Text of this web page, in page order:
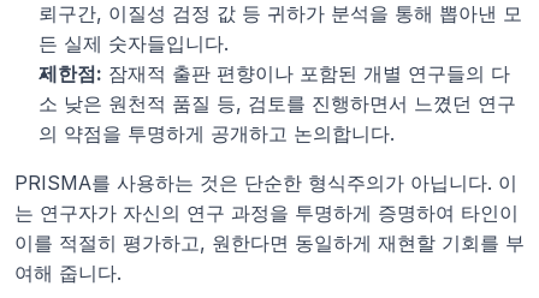
뢰구간, 이질성 검정 값 등 귀하가 분석을 통해 뽑아낸 모
든 실제 숫자들입니다.
제한점: 잠재적 출판 편향이나 포함된 개별 연구들의 다
소 낮은 원천적 품질 등, 검토를 진행하면서 느꼈던 연구
의 약점을 투명하게 공개하고 논의합니다.
PRISMA를 사용하는 것은 단순한 형식주의가 아닙니다. 이
는 연구자가 자신의 연구 과정을 투명하게 증명하여 타인이
이를 적절히 평가하고, 원한다면 동일하게 재현할 기회를 부
여해 줍니다.